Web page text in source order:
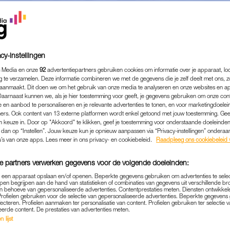
VERA
MET
NIEUWS|WAT GOÉÉÉÉD
29-04-2021 | ANNA NEELTJE DE BOER
Bergkamp, presentator Tim Hofman en lhbtiq-serie
met een Diversity Award.
instellingen
en onze 92 advertentiepartners gebruiken cookies om informatie over je apparaat,
te verzamelen. Deze informatie combineren we met de gegevens die je zelf deelt met ons,
Dit doen we om het gebruik van onze media te analyseren en onze websites en
kunnen we, als je hier toestemming voor geeft, je gegevens gebruiken om onze
en aanbod te personaliseren en je relevante advertenties te tonen, en voor
Ook content van 13 externe platformen wordt enkel getoond met jouw toestemming.
keuze in. Door op "Akkoord" te klikken, geef je toestemming voor onderstaande
op “Instellen”. Jouw keuze kun je opnieuw aanpassen via “Privacy-instellingen”
van onze apps. Lees meer in ons privacy- en cookiebeleid.
Raadpleeg ons cookiebeleid
partners verwerken gegevens voor de volgende doeleinden:
apparaat opslaan en/of openen. Beperkte gegevens gebruiken om advertenties te
begrijpen aan de hand van statistieken of combinaties van gegevens uit verschillende
behoeve van gepersonaliseerde advertenties. Contentprestaties meten. Diensten
gebruiken voor de selectie van gepersonaliseerde advertenties. Beperkte
Profielen aanmaken ter personalisatie van content. Profielen gebruiken ter selectie
content. De prestaties van advertenties meten.
lijst